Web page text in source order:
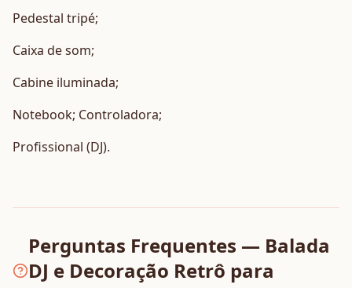
Pedestal tripé;
Caixa de som;
Cabine iluminada;
Notebook; Controladora;
Profissional (DJ).
Perguntas Frequentes — Balada
DJ e Decoração Retrô para